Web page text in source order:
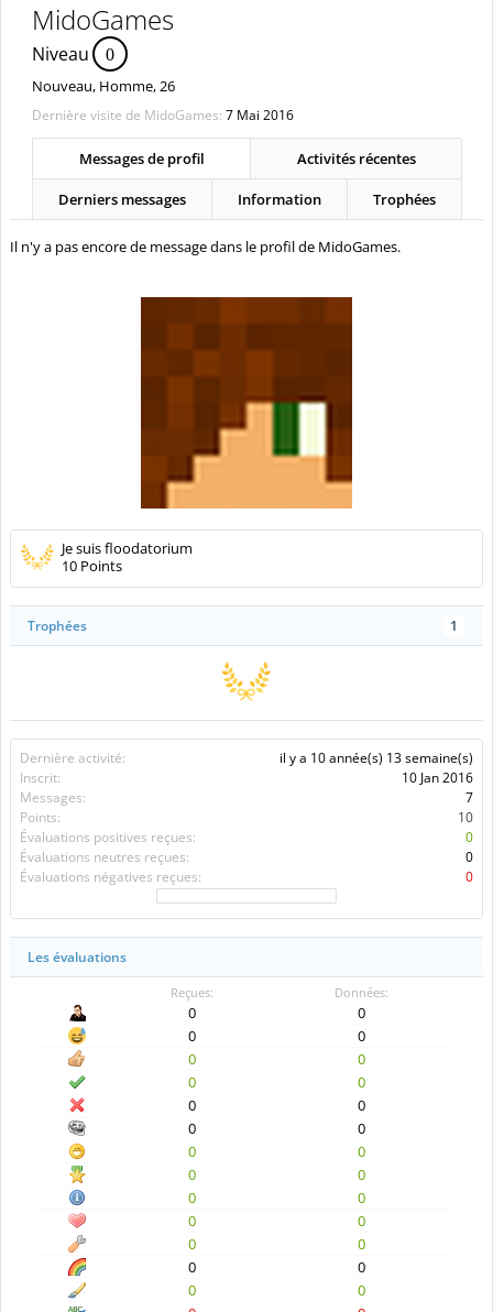
Je suis floodatorium
10 Points
Trophées 1
Dernière activité:
il y a 10 année(s) 13 semaine(s)
Inscrit:
10 Jan 2016
Messages:
7
Points:
10
Évaluations positives reçues:
0
Évaluations neutres reçues:
0
Évaluations négatives reçues:
0
Les évaluations
Reçues: Données:
0
0
0
0
0
0
0
0
0
0
0
0
0
0
0
0
0
0
0
0
0
0
0
0
0
0
MidoGames
Niveau 0
Nouveau, Homme, 26
Dernière visite de MidoGames: 7 Mai 2016
Messages de profil Activités récentes
Derniers messages Information Trophées
Il n'y a pas encore de message dans le profil de MidoGames.